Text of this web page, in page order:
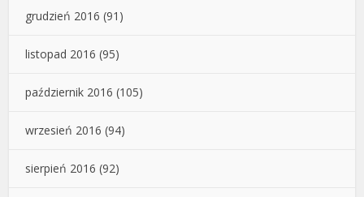
grudzień 2016 (91)
listopad 2016 (95)
październik 2016 (105)
wrzesień 2016 (94)
sierpień 2016 (92)